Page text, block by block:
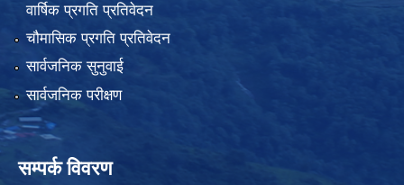
वार्षिक प्रगति प्रतिवेदन
चौमासिक प्रगति प्रतिवेदन
सार्वजनिक सुनुवाई
सार्वजनिक परीक्षण
सम्पर्क विवरण